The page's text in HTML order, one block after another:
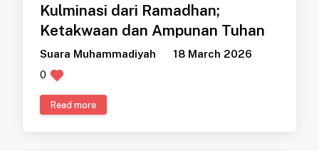
Kulminasi dari Ramadhan;
Ketakwaan dan Ampunan Tuhan
Suara Muhammadiyah
18 March 2026
0
Read more